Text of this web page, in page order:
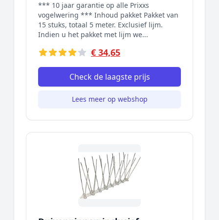
*** 10 jaar garantie op alle Prixxs
vogelwering *** Inhoud pakket Pakket van
15 stuks, totaal 5 meter. Exclusief lijm.
Indien u het pakket met lijm we...
€ 34,65
Check de laagste prijs
Lees meer op webshop